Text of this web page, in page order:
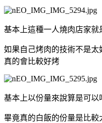
基本上這種一人燒肉店家就
如果自己烤肉的技術不是
真的會比較好烤
基本上以份量來說算是可以
畢竟真的白飯的份量是比較